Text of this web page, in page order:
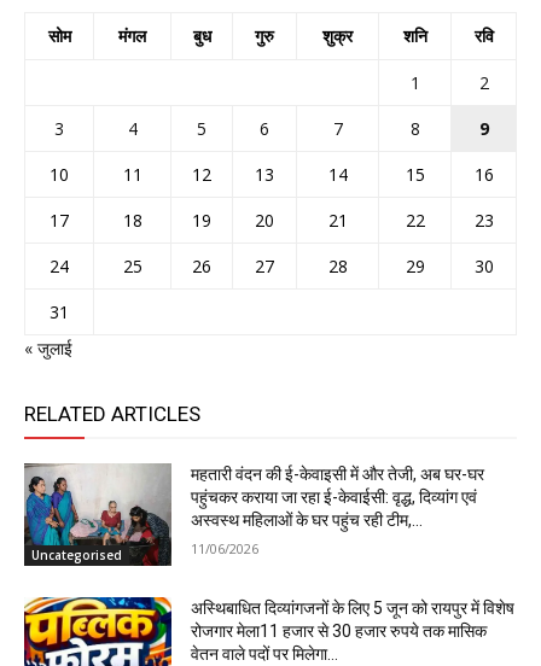
सोम मंगल बुध गुरु शुक्र शनि रवि
1
2
3
4 5 6 7 8
9
10
11 12 13 14 15
16
17
18 19 20 21 22
23
24
25 26 27 28 29
30
31
« जुलाई
RELATED ARTICLES
Uncategorised
महतारी वंदन की ई-केवाइसी में और तेजी, अब घर-घर
पहुंचकर कराया जा रहा ई-केवाईसी: वृद्ध, दिव्यांग एवं
अस्वस्थ महिलाओं के घर पहुंच रही टीम,...
11/06/2026
अस्थिबाधित दिव्यांगजनों के लिए 5 जून को रायपुर में विशेष
रोजगार मेला11 हजार से 30 हजार रुपये तक मासिक
वेतन वाले पदों पर मिलेगा...